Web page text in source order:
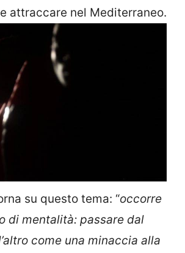
attraccare nel Mediterraneo.
su questo tema: “occorre
di mentalità: passare dal
come una minaccia alla